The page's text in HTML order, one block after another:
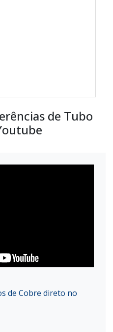
de Tubo
de Cobre direto no